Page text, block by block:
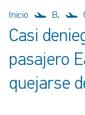
Vuelo cancelado
Conexión perdida
Inicio Blog
Casi
pasajero
quejarse